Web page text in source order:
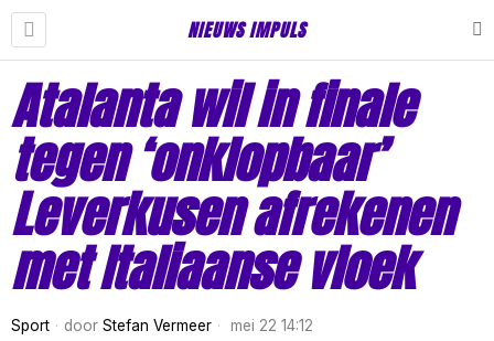
NIEUWS IMPULS
Atalanta wil in finale
tegen ‘onklopbaar’
Leverkusen afrekenen
met Italiaanse vloek
Sport door Stefan Vermeer mei 22 14:12